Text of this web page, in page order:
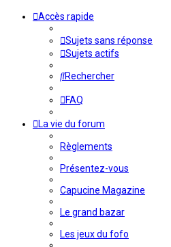
Accès rapide
Sujets sans réponse
Sujets actifs
Rechercher
FAQ
La vie du forum
Règlements
Présentez-vous
Capucine Magazine
Le grand bazar
Les jeux du fofo